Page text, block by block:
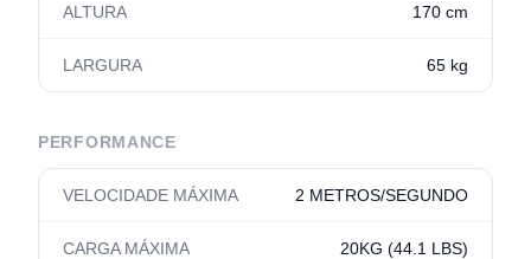
ALTURA 170 cm
LARGURA 65 kg
PERFORMANCE
VELOCIDADE MÁXIMA 2 METROS/SEGUNDO
CARGA MÁXIMA 20KG (44.1 LBS)